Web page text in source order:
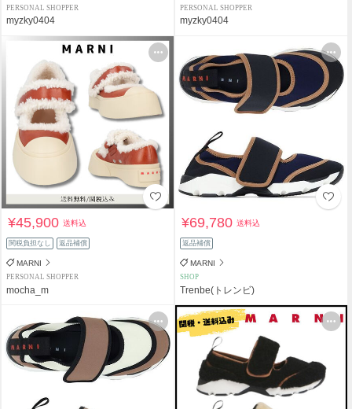
PERSONAL SHOPPER
myzky0404
PERSONAL SHOPPER
myzky0404
¥45,900送料込
関税負担なし 返品補償
MARNI
PERSONAL SHOPPER
mocha_m
¥69,780送料込
返品補償
MARNI
SHOP
Trenbe(トレンビ)